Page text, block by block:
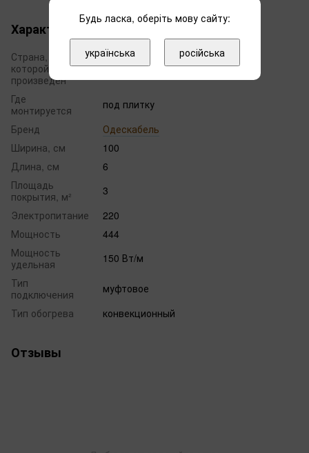
Характеристики
Страна, в
которой
произведен
Украина
Где
монтируется
под плитку
Бренд
Одескабель
Ширина, см
100
Длина, см
6
Площадь
покрытия, м²
3
Электропитание
220
Мощность
444
Мощность
удельная
150 Вт/м
Тип
подключения
муфтовое
Тип обогрева
конвекционный
Отзывы
Будь ласка, оберіть мову сайту:
українська російська